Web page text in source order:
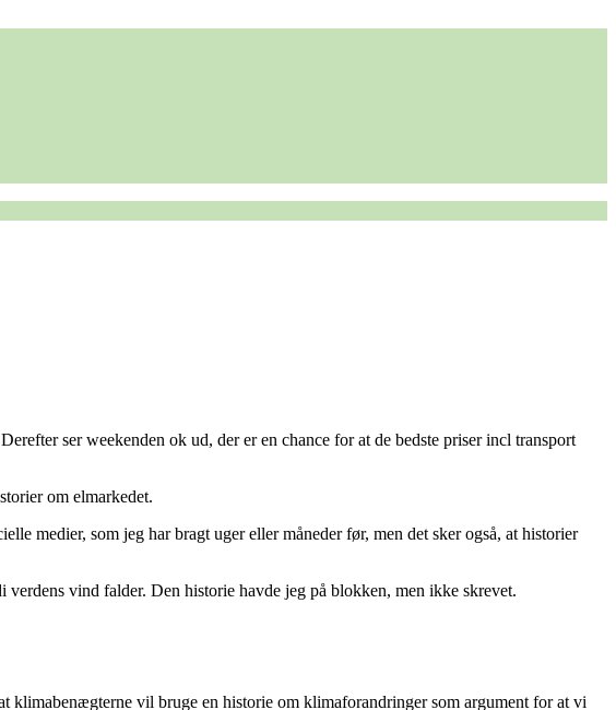
ser weekenden ok ud, der er en chance for at de bedste priser incl transport
om elmarkedet.
medier, som jeg har bragt uger eller måneder før, men det sker også, at historier
vind falder. Den historie havde jeg på blokken, men ikke skrevet.
klimabenægterne vil bruge en historie om klimaforandringer som argument for at vi